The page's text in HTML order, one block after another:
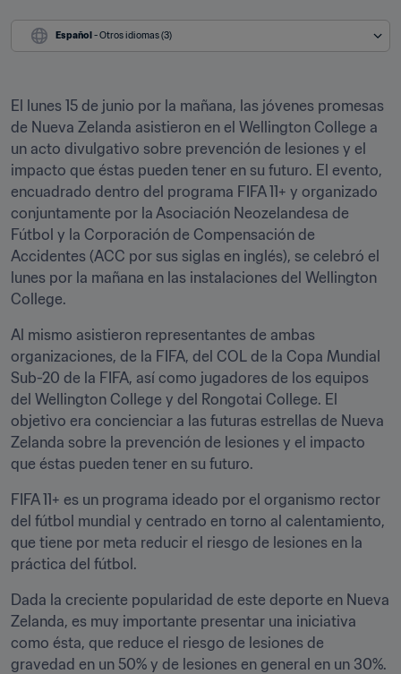
Español - Otros idiomas (3)
El lunes 15 de junio por la mañana, las jóvenes promesas
de Nueva Zelanda asistieron en el Wellington College a
un acto divulgativo sobre prevención de lesiones y el
impacto que éstas pueden tener en su futuro. El evento,
encuadrado dentro del programa FIFA 11+ y organizado
conjuntamente por la Asociación Neozelandesa de
Fútbol y la Corporación de Compensación de
Accidentes (ACC por sus siglas en inglés), se celebró el
lunes por la mañana en las instalaciones del Wellington
College.
Al mismo asistieron representantes de ambas
organizaciones, de la FIFA, del COL de la Copa Mundial
Sub-20 de la FIFA, así como jugadores de los equipos
del Wellington College y del Rongotai College. El
objetivo era concienciar a las futuras estrellas de Nueva
Zelanda sobre la prevención de lesiones y el impacto
que éstas pueden tener en su futuro.
FIFA 11+ es un programa ideado por el organismo rector
del fútbol mundial y centrado en torno al calentamiento,
que tiene por meta reducir el riesgo de lesiones en la
práctica del fútbol.
Dada la creciente popularidad de este deporte en Nueva
Zelanda, es muy importante presentar una iniciativa
como ésta, que reduce el riesgo de lesiones de
gravedad en un 50% y de lesiones en general en un 30%.